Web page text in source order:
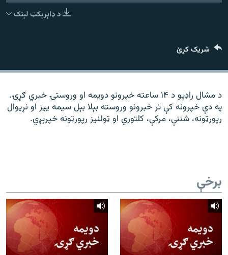
د ازادې اروپا راډیو ټولې ووبپاڼې
د ډاېرېکټ لېنک
شریک کړئ
د مشال راډیو د ۱۴ ساعته خپرونو دویمه او وروستۍ خبري ګړۍ.
په دې خپرونه کې تر خبرونو وروسته بېلا بېل سیمه ییز او نړیوال
رپورټونه، شننې، مرکې، کلتوري او ټولنیز رپورټونه خپرېږي.
برخې